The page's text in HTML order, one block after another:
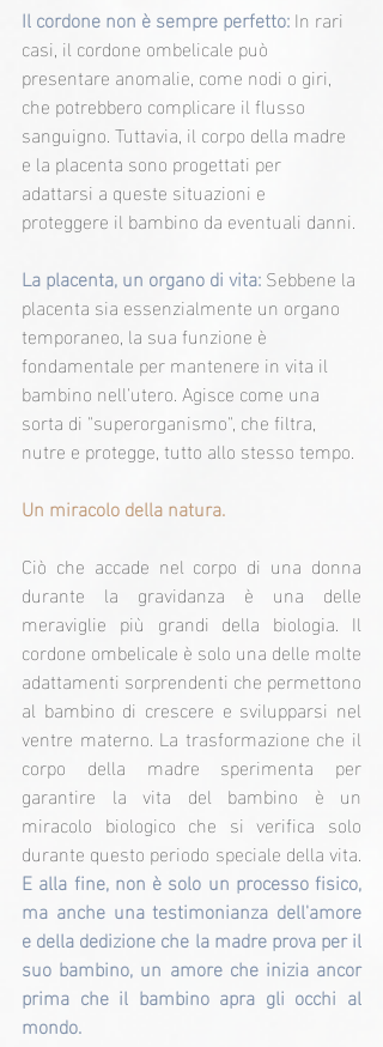
Il cordone non è sempre perfetto: In rari
casi, il cordone ombelicale può
presentare anomalie, come nodi o giri,
che potrebbero complicare il flusso
sanguigno. Tuttavia, il corpo della madre
e la placenta sono progettati per
adattarsi a queste situazioni e
proteggere il bambino da eventuali danni.
La placenta, un organo di vita: Sebbene la
placenta sia essenzialmente un organo
temporaneo, la sua funzione è
fondamentale per mantenere in vita il
bambino nell'utero. Agisce come una
sorta di "superorganismo", che filtra,
nutre e protegge, tutto allo stesso tempo.
Un miracolo della natura.
Ciò che accade nel corpo di una donna
durante la gravidanza è una delle
meraviglie più grandi della biologia. Il
cordone ombelicale è solo una delle molte
adattamenti sorprendenti che permettono
al bambino di crescere e svilupparsi nel
ventre materno. La trasformazione che il
corpo della madre sperimenta per
garantire la vita del bambino è un
miracolo biologico che si verifica solo
durante questo periodo speciale della vita.
E alla fine, non è solo un processo fisico,
ma anche una testimonianza dell'amore
e della dedizione che la madre prova per il
suo bambino, un amore che inizia ancor
prima che il bambino apra gli occhi al
mondo.